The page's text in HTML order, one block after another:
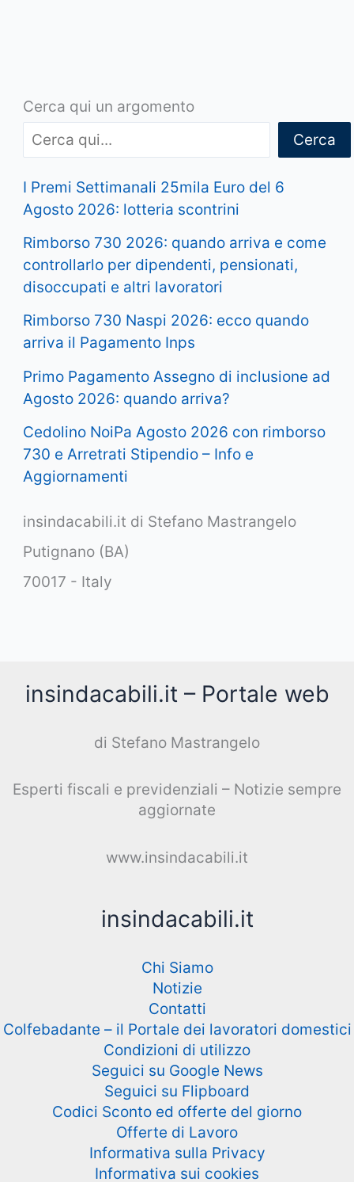
Cerca qui un argomento
Cerca
I Premi Settimanali 25mila Euro del 6
Agosto 2026: lotteria scontrini
Rimborso 730 2026: quando arriva e come
controllarlo per dipendenti, pensionati,
disoccupati e altri lavoratori
Rimborso 730 Naspi 2026: ecco quando
arriva il Pagamento Inps
Primo Pagamento Assegno di inclusione ad
Agosto 2026: quando arriva?
Cedolino NoiPa Agosto 2026 con rimborso
730 e Arretrati Stipendio – Info e
Aggiornamenti
insindacabili.it di Stefano Mastrangelo
Putignano (BA)
70017 - Italy
insindacabili.it – Portale web
di Stefano Mastrangelo
Esperti fiscali e previdenziali – Notizie sempre
aggiornate
www.insindacabili.it
insindacabili.it
Chi Siamo
Notizie
Contatti
Colfebadante – il Portale dei lavoratori domestici
Condizioni di utilizzo
Seguici su Google News
Seguici su Flipboard
Codici Sconto ed offerte del giorno
Offerte di Lavoro
Informativa sulla Privacy
Informativa sui cookies